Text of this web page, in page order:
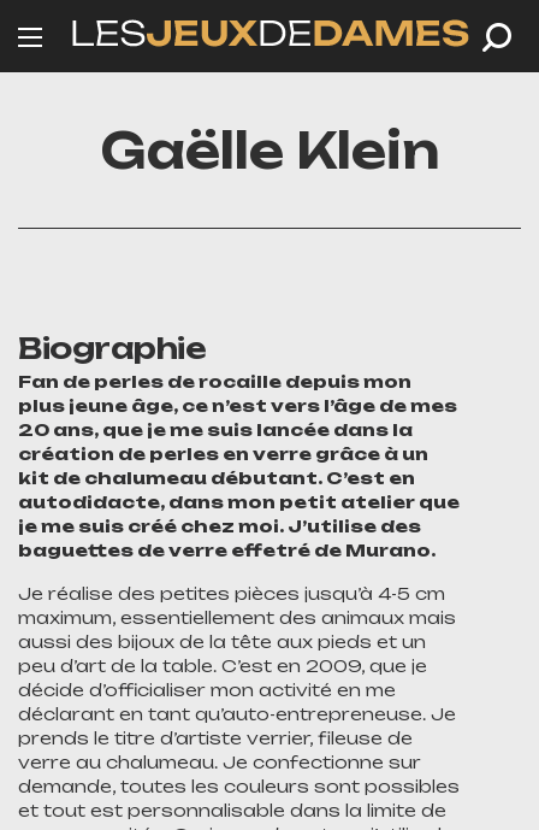
Gaëlle Klein
Biographie
Fan de perles de rocaille depuis mon
plus jeune âge, ce n’est vers l’âge de mes
20 ans, que je me suis lancée dans la
création de perles en verre grâce à un
kit de chalumeau débutant. C’est en
autodidacte, dans mon petit atelier que
je me suis créé chez moi. J’utilise des
baguettes de verre effetré de Murano.
Je réalise des petites pièces jusqu’à 4-5 cm
maximum, essentiellement des animaux mais
aussi des bijoux de la tête aux pieds et un
peu d’art de la table. C’est en 2009, que je
décide d’officialiser mon activité en me
déclarant en tant qu’auto-entrepreneuse. Je
prends le titre d’artiste verrier, fileuse de
verre au chalumeau. Je confectionne sur
demande, toutes les couleurs sont possibles
et tout est personnalisable dans la limite de